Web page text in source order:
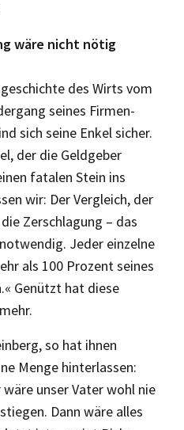
wäre nicht nötig
des Wirts vom
seines Firmen-
sich seine Enkel sicher.
der die Geldgeber
fatalen Stein ins
wir: Der Vergleich, der
Zerschlagung – das
Jeder einzelne
als 100 Prozent seines
­Genützt hat diese
so hat ihnen
Menge hinterlassen:
unser Vater wohl nie
Dann wäre alles